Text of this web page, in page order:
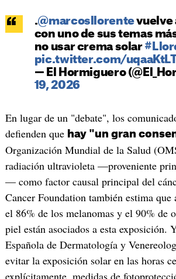
.@marcosllorentevuelve
con uno de sus temas
no usar crema solar
pic.twitter.com/
— El Hormiguero
19, 2026
En lugar de un "debate", los
defienden que hay "un gran
Organización Mundial de la Salud
radiación ultravioleta —proveniente
— como factor causal principal del
Cancer Foundation también estima que
el 86% de los melanomas y el 90% de
piel están asociados a esta exposición.
Española de Dermatología y
evitar la exposición solar en las horas
explícitamente, medidas de